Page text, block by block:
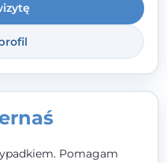
Pomagam